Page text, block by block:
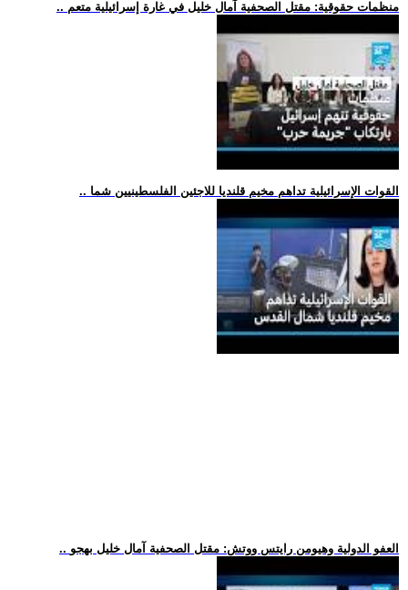
.. منظمات حقوقية: مقتل الصحفية آمال خليل في غارة إسرائيلية متعم
.. القوات الإسرائيلية تداهم مخيم قلنديا للاجئين الفلسطينيين شما
.. العفو الدولية وهيومن رايتس ووتش: مقتل الصحفية آمال خليل بهجو